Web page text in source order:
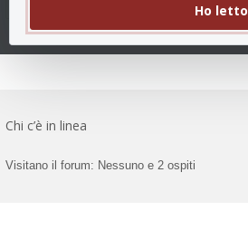
Chi c’è in linea
Visitano il forum: Nessuno e 2 ospiti
Ho letto